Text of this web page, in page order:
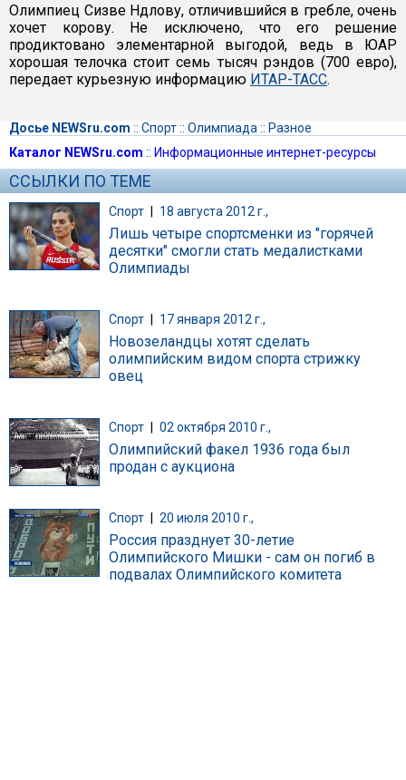
Олимпиец Сизве Ндлову, отличившийся в гребле, очень
хочет корову. Не исключено, что его решение
продиктовано элементарной выгодой, ведь в ЮАР
хорошая телочка стоит семь тысяч рэндов (700 евро),
передает курьезную информацию ИТАР-ТАСС.
Досье NEWSru.com :: Спорт:: Олимпиада :: Разное
Каталог NEWSru.com :: Информационные интернет-ресурсы
ССЫЛКИ ПО ТЕМЕ
Спорт | 18 августа 2012 г.,
Лишь четыре спортсменки из "горячей
десятки" смогли стать медалистками
Олимпиады
Спорт 17 января 2012 г.,
Новозеландцы хотят сделать
олимпийским видом спорта стрижку
овец
Спорт 02 октября 2010 г.,
Олимпийский факел 1936 года был
продан с аукциона
Спорт 20 июля 2010 г.,
Россия празднует 30-летие
Олимпийского Мишки - сам он погиб в
подвалах Олимпийского комитета